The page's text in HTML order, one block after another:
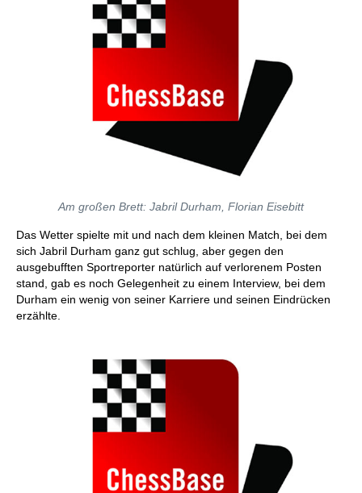
Am großen Brett: Jabril Durham, Florian Eisebitt
Das Wetter spielte mit und nach dem kleinen Match, bei dem
sich Jabril Durham ganz gut schlug, aber gegen den
ausgebufften Sportreporter natürlich auf verlorenem Posten
stand, gab es noch Gelegenheit zu einem Interview, bei dem
Durham ein wenig von seiner Karriere und seinen Eindrücken
erzählte.